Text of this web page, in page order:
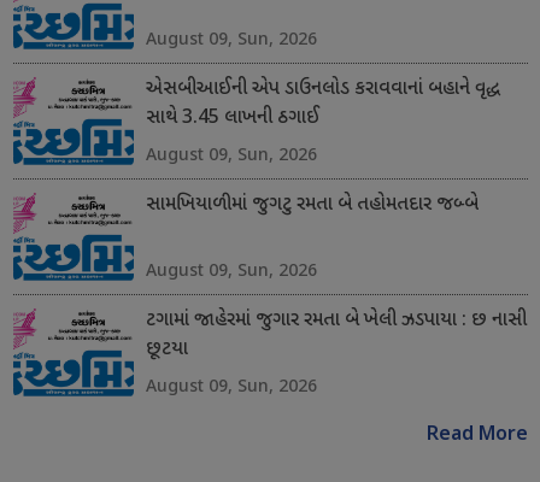
August 09, Sun, 2026
એસબીઆઈની એપ ડાઉનલોડ કરાવવાનાં બહાને વૃદ્ધ
સાથે 3.45 લાખની ઠગાઈ
August 09, Sun, 2026
સામખિયાળીમાં જુગટુ રમતા બે તહોમતદાર જબ્બે
August 09, Sun, 2026
ટગામાં જાહેરમાં જુગાર રમતા બે ખેલી ઝડપાયા : છ નાસી
છૂટયા
August 09, Sun, 2026
Read More